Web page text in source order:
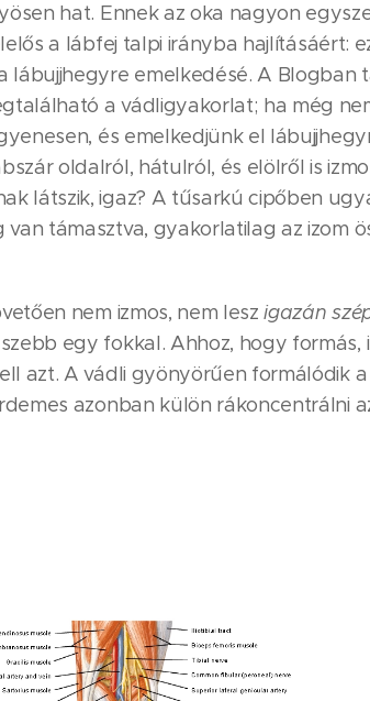
hat. Ennek az oka nagyon
a lábfej talpi irányba hajlításáért:
lábujjhegyre emelkedésé. A Blogban
a vádligyakorlat; ha még
és emelkedjünk el
oldalról, hátulról, és elölről is
látszik, igaz? A tűsarkú cipőben
támasztva, gyakorlatilag az izom
nem izmos, nem leszigazán
egy fokkal. Ahhoz, hogy formás,
azt. A vádli gyönyörűen formálódik
azonban külön rákoncentrálni